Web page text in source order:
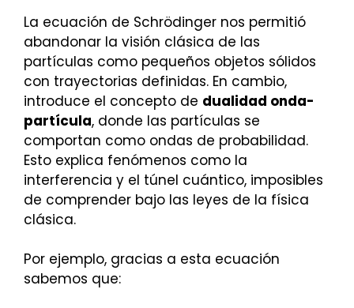
La ecuación de Schrödinger nos permitió
abandonar la visión clásica de las
partículas como pequeños objetos sólidos
con trayectorias definidas. En cambio,
introduce el concepto de dualidad onda-
partícula, donde las partículas se
comportan como ondas de probabilidad.
Esto explica fenómenos como la
interferencia y el túnel cuántico, imposibles
de comprender bajo las leyes de la física
clásica.
Por ejemplo, gracias a esta ecuación
sabemos que: